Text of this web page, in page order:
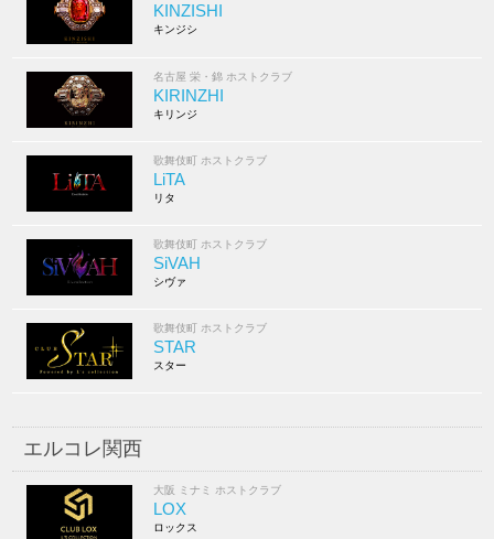
KINZISHI
キンジシ
名古屋 栄・錦 ホストクラブ
KIRINZHI
キリンジ
歌舞伎町 ホストクラブ
LiTA
リタ
歌舞伎町 ホストクラブ
SiVAH
シヴァ
歌舞伎町 ホストクラブ
STAR
スター
エルコレ関西
大阪 ミナミ ホストクラブ
LOX
ロックス